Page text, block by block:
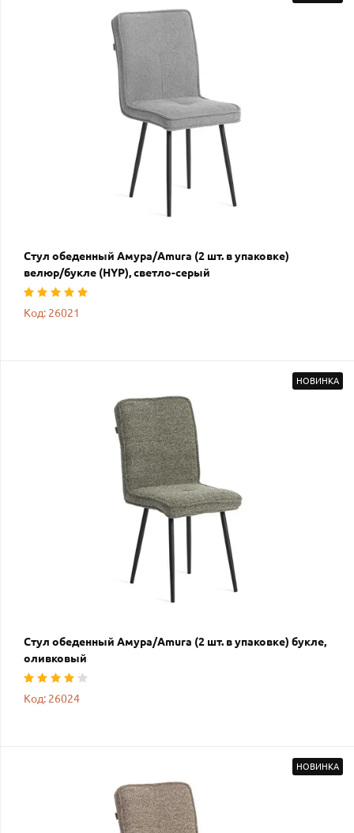
Стул обеденный Амура/Amura (2 шт. в упаковке)
велюр/букле (HYP), светло-серый
Код: 26021
НОВИНКА
Стул обеденный Амура/Amura (2 шт. в упаковке) букле,
оливковый
Код: 26024
НОВИНКА